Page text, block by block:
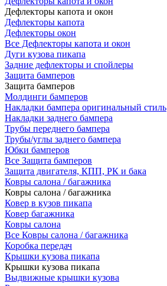
Дефлекторы капота и окон
Дефлекторы капота
Дефлекторы окон
Все Дефлекторы капота и окон
Дуги кузова пикапа
Задние дефлекторы и спойлеры
Защита бамперов
Защита бамперов
Молдинги бамперов
Накладки бампера оригинальный стиль
Накладки заднего бампера
Трубы переднего бампера
Трубы/углы заднего бампера
Юбки бамперов
Все Защита бамперов
Защита двигателя, КПП, РК и бака
Ковры салона / багажника
Ковры салона / багажника
Ковер в кузов пикапа
Ковер багажника
Ковры салона
Все Ковры салона / багажника
Коробка передач
Крышки кузова пикапа
Крышки кузова пикапа
Выдвижные крышки кузова